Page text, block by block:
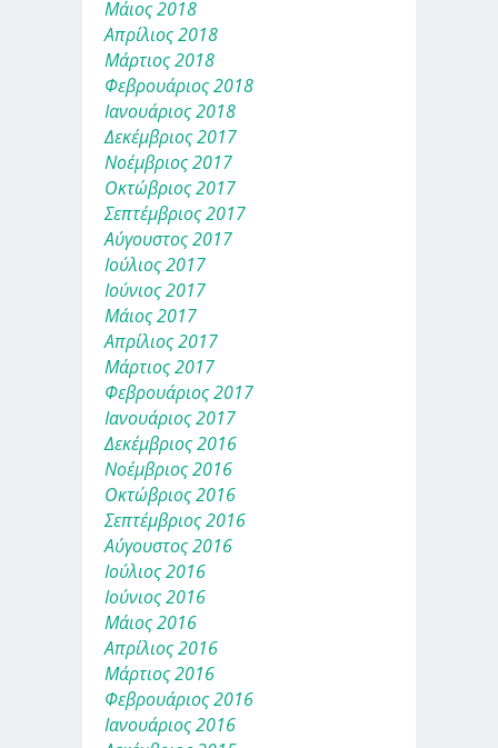
Μάιος 2018
Απρίλιος 2018
Μάρτιος 2018
Φεβρουάριος 2018
Ιανουάριος 2018
Δεκέμβριος 2017
Νοέμβριος 2017
Οκτώβριος 2017
Σεπτέμβριος 2017
Αύγουστος 2017
Ιούλιος 2017
Ιούνιος 2017
Μάιος 2017
Απρίλιος 2017
Μάρτιος 2017
Φεβρουάριος 2017
Ιανουάριος 2017
Δεκέμβριος 2016
Νοέμβριος 2016
Οκτώβριος 2016
Σεπτέμβριος 2016
Αύγουστος 2016
Ιούλιος 2016
Ιούνιος 2016
Μάιος 2016
Απρίλιος 2016
Μάρτιος 2016
Φεβρουάριος 2016
Ιανουάριος 2016